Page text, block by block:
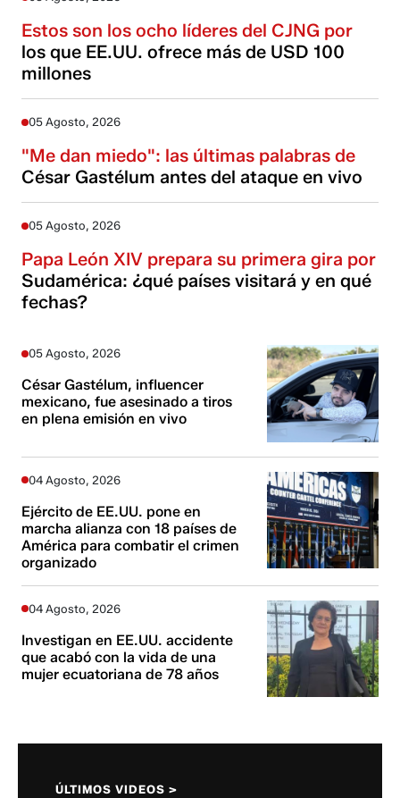
Estos son los ocho líderes del CJNG por
los que EE.UU. ofrece más de USD 100
millones
05 Agosto, 2026
"Me dan miedo": las últimas palabras de
César Gastélum antes del ataque en vivo
05 Agosto, 2026
Papa León XIV prepara su primera gira por
Sudamérica: ¿qué países visitará y en qué
fechas?
05 Agosto, 2026
César Gastélum, influencer
mexicano, fue asesinado a tiros
en plena emisión en vivo
04 Agosto, 2026
Ejército de EE.UU. pone en
marcha alianza con 18 países de
América para combatir el crimen
organizado
04 Agosto, 2026
Investigan en EE.UU. accidente
que acabó con la vida de una
mujer ecuatoriana de 78 años
ÚLTIMOS VIDEOS >